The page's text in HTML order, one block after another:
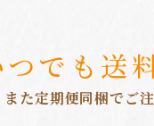
でも送
た定期便同梱でご